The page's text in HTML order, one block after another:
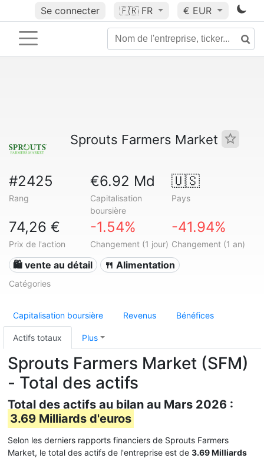
Se connecter 🇫🇷 FR € EUR
Sprouts Farmers Market
#2425
Rang
€6.92 Md
Capitalisation
boursière
🇺🇸
Pays
74,26 €
Prix de l'action
-1.54%
Changement (1 jour)
-41.94%
Changement (1 an)
🛍️ vente au détail 🍴 Alimentation
Catégories
Capitalisation boursière Revenus Bénéfices
Actifs totaux Plus
Sprouts Farmers Market (SFM)
- Total des actifs
Total des actifs au bilan au Mars 2026 :
3.69 Milliards d'euros
Selon les derniers rapports financiers de Sprouts Farmers
Market, le total des actifs de l'entreprise est de 3.69 Milliards